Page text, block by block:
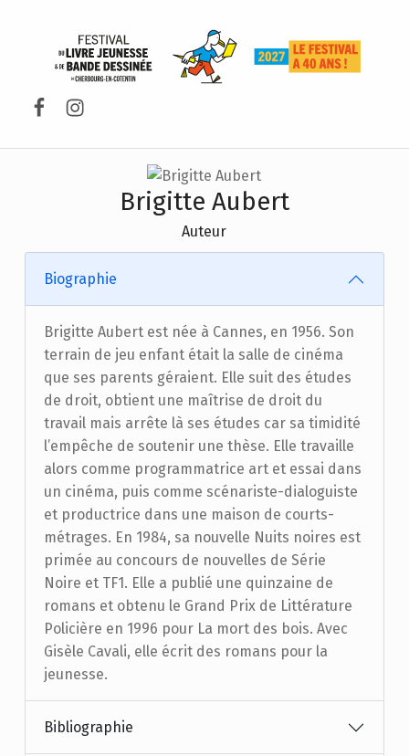
Facebook
Instagram
Brigitte Aubert
Auteur
Biographie
Brigitte Aubert est née à Cannes, en 1956. Son
terrain de jeu enfant était la salle de cinéma
que ses parents géraient. Elle suit des études
de droit, obtient une maîtrise de droit du
travail mais arrête là ses études car sa timidité
l’empêche de soutenir une thèse. Elle travaille
alors comme programmatrice art et essai dans
un cinéma, puis comme scénariste-dialoguiste
et productrice dans une maison de courts-
métrages. En 1984, sa nouvelle Nuits noires est
primée au concours de nouvelles de Série
Noire et TF1. Elle a publié une quinzaine de
romans et obtenu le Grand Prix de Littérature
Policière en 1996 pour La mort des bois. Avec
Gisèle Cavali, elle écrit des romans pour la
jeunesse.
Bibliographie